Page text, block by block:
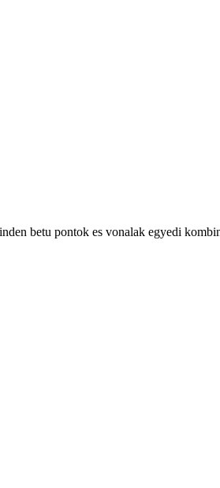
betu pontok es vonalak egyedi